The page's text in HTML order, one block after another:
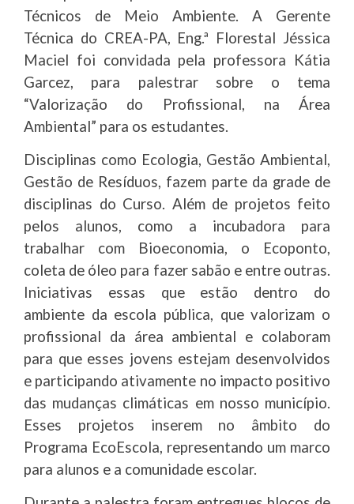
Técnicos de Meio Ambiente. A Gerente
Técnica do CREA-PA, Eng.ª Florestal Jéssica
Maciel foi convidada pela professora Kátia
Garcez, para palestrar sobre o tema
“Valorização do Profissional, na Área
Ambiental” para os estudantes.
Disciplinas como Ecologia, Gestão Ambiental,
Gestão de Resíduos, fazem parte da grade de
disciplinas do Curso. Além de projetos feito
pelos alunos, como a incubadora para
trabalhar com Bioeconomia, o Ecoponto,
coleta de óleo para fazer sabão e entre outras.
Iniciativas essas que estão dentro do
ambiente da escola pública, que valorizam o
profissional da área ambiental e colaboram
para que esses jovens estejam desenvolvidos
e participando ativamente no impacto positivo
das mudanças climáticas em nosso município.
Esses projetos inserem no âmbito do
Programa EcoEscola, representando um marco
para alunos e a comunidade escolar.